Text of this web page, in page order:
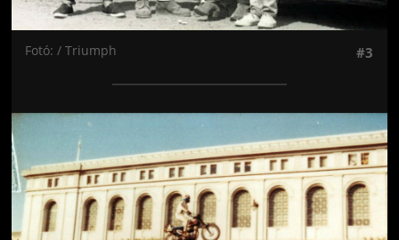
Fotó: / Triumph #3
Jön még kép!